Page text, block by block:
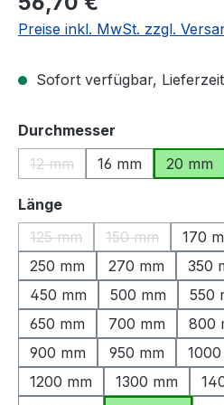
Preise inkl. MwSt. zzgl.
Sofort verfügbar,
Durchmesser
12 mm
(Diese Option ist zurzeit
16 mm 20 mm
Längeauswählen
125 mm
(Diese Option ist zurzeit
150 mm
(Diese Option
170
250 mm
270 mm 350
450 mm
500 mm 550
650 mm
700 mm 800
900 mm
950 mm
1200 mm
1300 mm